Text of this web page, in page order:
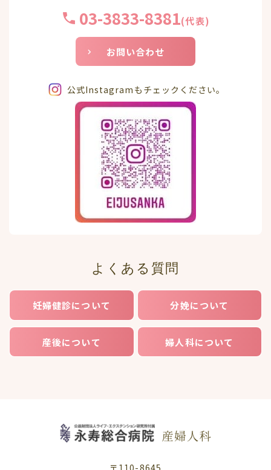
03-3833-8381(代表)
お問い合わせ
公式Instagramもチェックください。
よくある質問
妊婦健診について 分娩について
産後について 婦人科について
〒110-8645